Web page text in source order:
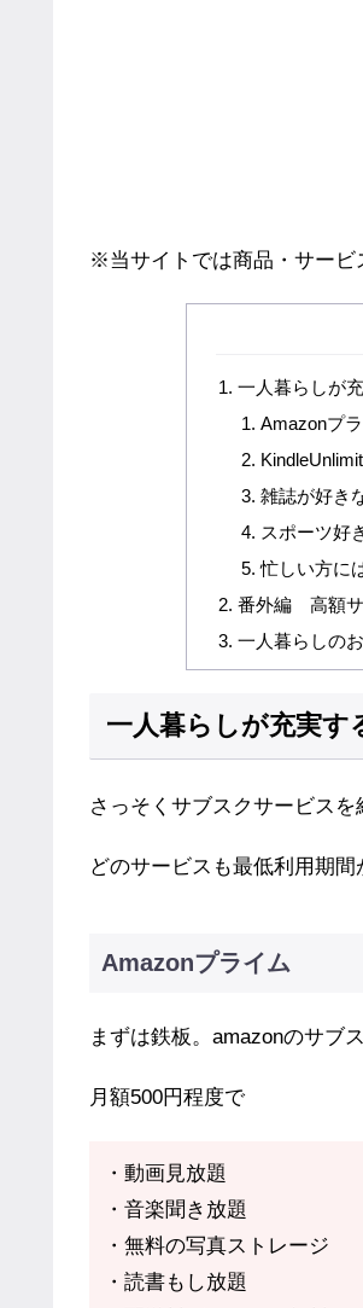
※当サイトでは商品・サービ
一人暮らしが
Amazonプ
雑誌が好き
スポーツ好
忙しい方に
番外編 高額サ
一人暮らしの
一人暮らしが充実す
さっそくサブスクサービスを
どのサービスも最低利用期
Amazonプライム
まずは鉄板。amazonのサブ
月額500円程度で
・動画見放題
・音楽聞き放題
・無料の写真ストレージ
・読書もし放題